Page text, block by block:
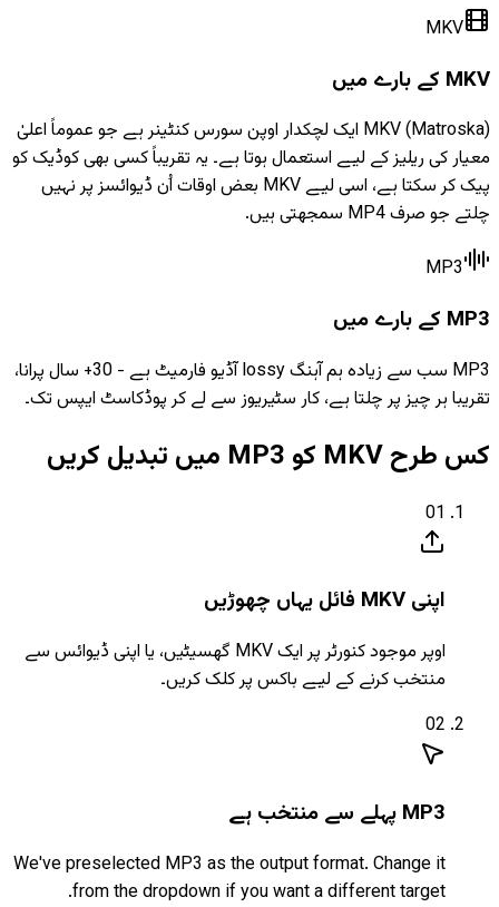
MKV
MKV کے بارے میں
MKV (Matroska) ایک لچکدار اوپن سورس کنٹینر ہے جو عموماً اعلیٰ
معیار کی ریلیز کے لیے استعمال ہوتا ہے۔ یہ تقریباً کسی بھی کوڈیک کو
پیک کر سکتا ہے، اسی لیے MKV بعض اوقات اُن ڈیوائسز پر نہیں
چلتے جو صرف MP4 سمجھتی ہیں.
MP3
MP3 کے بارے میں
MP3 سب سے زیادہ ہم آہنگ lossy آڈیو فارمیٹ ہے - 30+ سال پرانا،
تقریبا ہر چیز پر چلتا ہے، کار سٹیریوز سے لے کر پوڈکاسٹ ایپس تک۔
کس طرح MKV کو MP3 میں تبدیل کریں
01
اپنی MKV فائل یہاں چھوڑیں
اوپر موجود کنورٹر پر ایک MKV گھسیٹیں، یا اپنی ڈیوائس سے
منتخب کرنے کے لیے باکس پر کلک کریں۔
02
MP3 پہلے سے منتخب ہے
We've preselected MP3 as the output format. Change it
from the dropdown if you want a different target.